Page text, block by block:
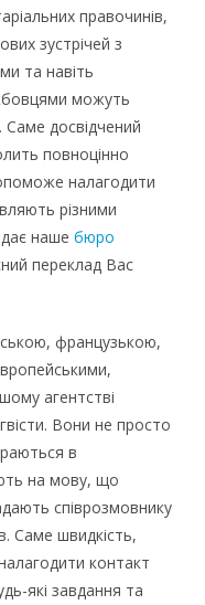
правочинів,
зустрічей з
та навіть
можуть
Саме досвідчений
повноцінно
налагодити
різними
нашебюро
переклад Вас
французькою,
агентстві
Вони не просто
в
на мову, що
співрозмовнику
Саме швидкість,
контакт
які завдання та